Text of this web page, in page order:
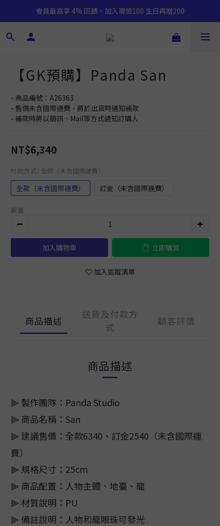
會員最高享 4% 回饋，加入現領100 生日再贈200
【GK預購】Panda San
- 商品編號：A26363
- 售價未含國際運費，將於出貨時通知補款
- 補款時將以簡訊、Mail等方式通知訂購人
NT$6,340
付款方式 : 全款（未含國際運費）
全款（未含國際運費） 訂金（未含國際運費）
數量
加入購物車 立即購買
加入追蹤清單
商品描述
送貨及付款方
式
顧客評價
商品描述
⫸ 製作團隊：Panda Studio
⫸ 商品名稱：San
⫸ 建議售價：全款6340、訂金2540（未含國際運
費）
⫸ 規格尺寸：25cm
⫸ 商品配置：人物主體、地臺、龍
⫸ 材質說明：PU
⫸ 備註說明：人物和龍眼珠可發光